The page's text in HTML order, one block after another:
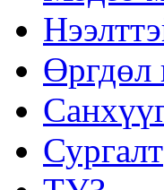
Өргдөл
Сургалт